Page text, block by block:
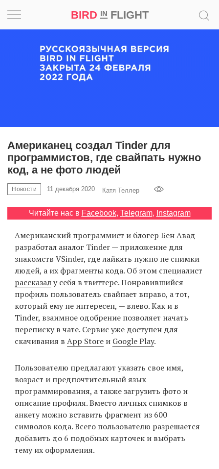
BIRD INFLIGHT
Американец создал Tinder для
программистов, где свайпать нужно
код, а не фото людей
Новости 11 декабря 2020 Катя Теллер
Читайте нас в Facebook, Telegram, Instagram
Американский программист и блогер Бен Авад
разработал аналог Tinder — приложение для
знакомств VSinder, где лайкать нужно не снимки
людей, а их фрагменты кода. Об этом специалист
рассказалу себя в твиттере. Понравившийся
профиль пользователь свайпает вправо, а тот,
который ему не интересен, — влево. Как и в
Tinder, взаимное одобрение позволяет начать
переписку в чате. Сервис уже доступен для
скачивания в App Store и Google Play.
Пользователю предлагают указать свое имя,
возраст и предпочтительный язык
программирования, а также загрузить фото и
описание профиля. Вместо личных снимков в
анкету можно вставить фрагмент из 600
символов кода. Всего пользователю разрешается
добавить до 6 подобных карточек и выбрать
тему их оформления.